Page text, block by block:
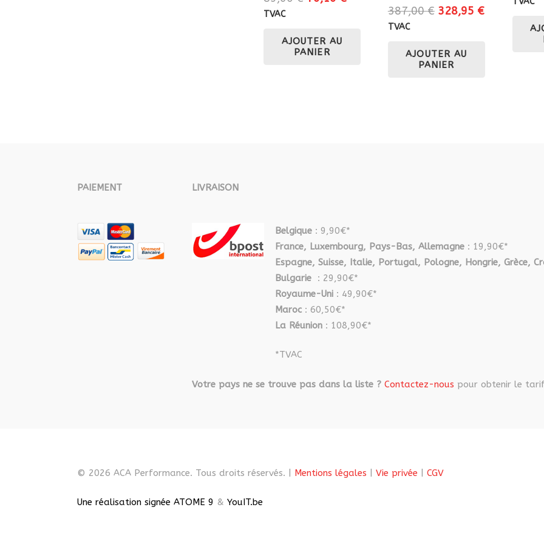
était :
89,60 €.
TVAC
AJOUTER AU
PANIER
387,00€ Le
était :
387,00 €.
328,95 €Le
TVAC
AJOUTER AU
PANIER
PAIEMENT LIVRAISON
Belgique : 9,90€*
France, Luxembourg, Pays-Bas, Allemagne : 19,90€*
Espagne, Suisse, Italie, Portugal, Pologne, Hongrie, Grèce,
Bulgarie
: 29,90€*
Royaume-Uni : 49,90€*
Maroc : 60,50€*
La Réunion : 108,90€*
*TVAC
Votre pays ne se trouve pas dans la liste ? Contactez-nous pour obtenir le
© 2026 ACA Performance. Tous droits réservés. | Mentions légales Vie privée CGV
Une réalisation signée ATOME 9 & YouIT.be